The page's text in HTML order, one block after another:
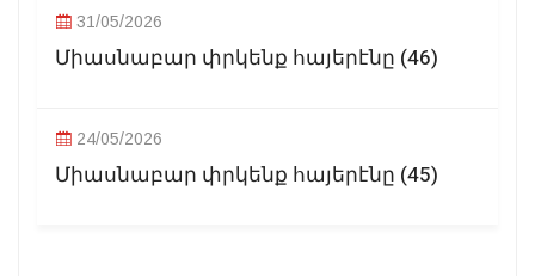
31/05/2026
Միասնաբար փրկենք հայերէնը (46)
24/05/2026
Միասնաբար փրկենք հայերէնը (45)